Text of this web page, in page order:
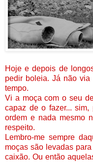
Hoje e depois de
pedir boleia. Já não
tempo.
Vi a moça com o seu
capaz de o fazer...
ordem e nada mesmo
respeito.
Lembro-me sempre
moças são levadas
caixão. Ou então